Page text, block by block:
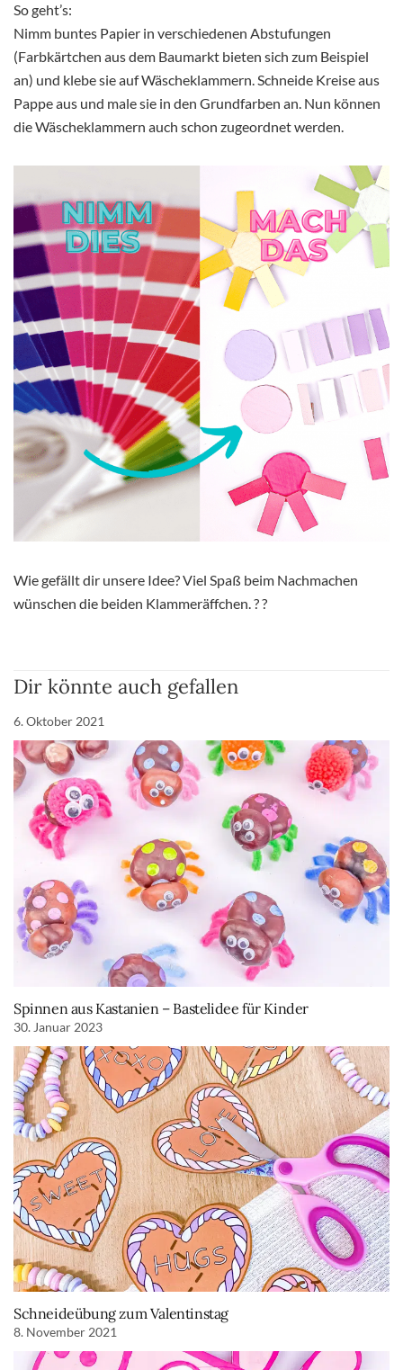
So geht’s:
Nimm buntes Papier in verschiedenen Abstufungen
(Farbkärtchen aus dem Baumarkt bieten sich zum Beispiel
an) und klebe sie auf Wäscheklammern. Schneide Kreise aus
Pappe aus und male sie in den Grundfarben an. Nun können
die Wäscheklammern auch schon zugeordnet werden.
Wie gefällt dir unsere Idee? Viel Spaß beim Nachmachen
wünschen die beiden Klammeräffchen. ? ?
Dir könnte auch gefallen
6. Oktober 2021
Spinnen aus Kastanien – Bastelidee für Kinder
30. Januar 2023
Schneideübung zum Valentinstag
8. November 2021